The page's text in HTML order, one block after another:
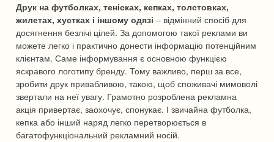
Друк на футболках, тенісках, кепках, толстовках,
жилетах, хустках і іншому одязі– відмінний спосіб для
досягнення безлічі цілей. За допомогою такої реклами ви
можете легко і практично донести інформацію потенційним
клієнтам. Саме інформування є основною функцією
яскравого логотипу бренду. Тому важливо, перш за все,
зробити друк привабливою, такою, щоб споживачі мимоволі
звертали на неї увагу. Грамотно розроблена рекламна
акція привертає, заохочує, спонукає. І звичайна футболка,
кепка або інший наряд легко перетворюється в
багатофункціональний рекламний носій.